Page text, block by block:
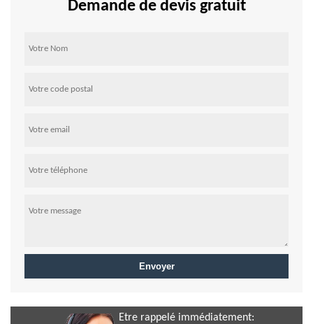
Demande de devis gratuit
Etre rappelé immédiatement: